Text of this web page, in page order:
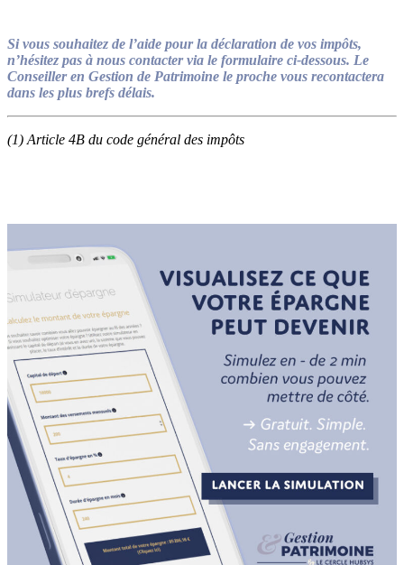
Si vous souhaitez de l’aide pour la déclaration de vos impôts,
n’hésitez pas à nous contacter via le formulaire ci-dessous. Le
Conseiller en Gestion de Patrimoine le proche vous recontactera
dans les plus brefs délais.
(1) Article 4B du code général des impôts